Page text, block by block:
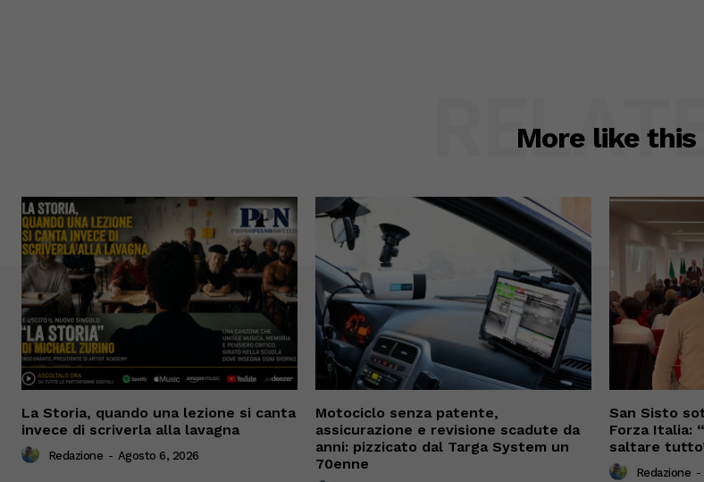
More like this
La Storia, quando una lezione si canta
invece di scriverla alla lavagna
Redazione - Agosto 6, 2026
Motociclo senza patente,
assicurazione e revisione scadute da
anni: pizzicato dal Targa System un
70enne
San Sisto
Forza Italia:
saltare
Redazione -